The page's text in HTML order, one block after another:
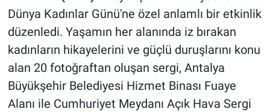
Dünya Kadınlar Günü'ne özel anlamlı bir etkinlik
düzenledi. Yaşamın her alanında iz bırakan
kadınların hikayelerini ve güçlü duruşlarını konu
alan 20 fotoğraftan oluşan sergi, Antalya
Büyükşehir Belediyesi Hizmet Binası Fuaye
Alanı ile Cumhuriyet Meydanı Açık Hava Sergi